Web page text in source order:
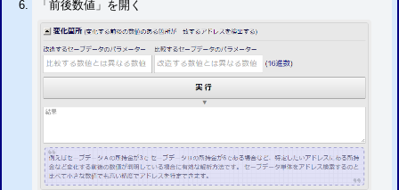
「前後数値」を開く